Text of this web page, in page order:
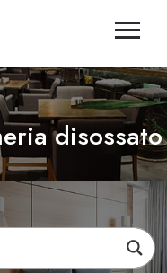
disossato